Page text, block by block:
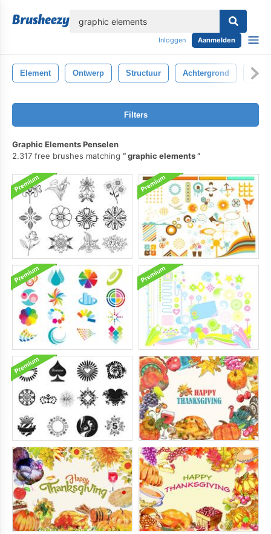
Inloggen Aanmelden
Element Ontwerp Structuur Achtergrond Zwart
Filters
Graphic Elements Penselen
2.317 free brushes matching
graphic elements